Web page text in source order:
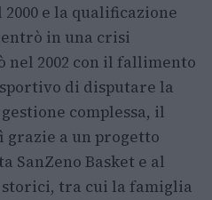
e la qualificazione
entrò in una crisi
2002 con il fallimento
di disputare la
complessa, il
a un progetto
SanZeno Basket e al
tra cui la famiglia